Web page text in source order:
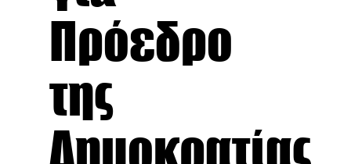
Πρόεδρο
της
Δημοκρατίας